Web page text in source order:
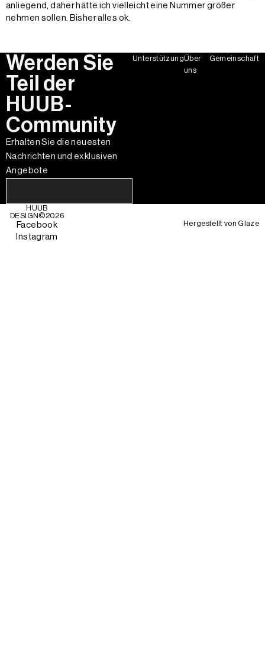
anliegend, daher hätte ich vielleicht eine Nummer größer
nehmen sollen. Bisher alles ok.
Werden Sie
Teil der
HUUB-
Community
Erhalten Sie die neuesten
Nachrichten und exklusiven
Angebote
UnterstützungÜber
uns
Gemeinschaft
HUUB
DESIGN©2026
Facebook
Instagram
Hergestellt vonGlaze